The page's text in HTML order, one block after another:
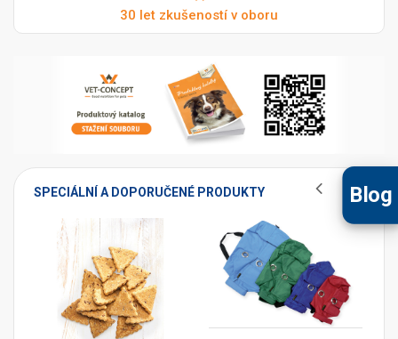
Blog
30 let zkušeností v oboru
SPECIÁLNÍ A DOPORUČENÉ PRODUKTY
PŘIDAT DO KOŠÍKU